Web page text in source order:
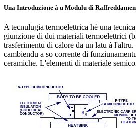
Una Introduzione à u Modulu di
A tecnulugia termoelettrica hè una
giunzione di dui materiali termoelettrici
trasferimentu di calore da un latu à
cambiendu a so corrente di
ceramiche. L'elementi di materiale